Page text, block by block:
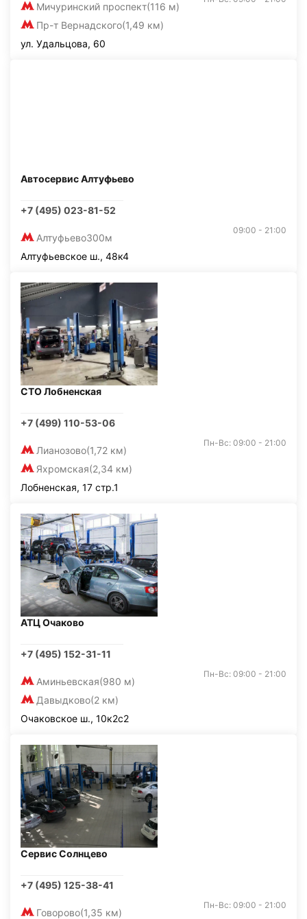
Мичуринский проспект(116 м)
Пр-т Вернадского(1,49 км)
ул. Удальцова, 60
Автосервис Алтуфьево
+7 (495) 023-81-52
Алтуфьево300м
09:00 - 21:00
Алтуфьевское ш., 48к4
СТО Лобненская
+7 (499) 110-53-06
Лианозово(1,72 км)
Яхромская(2,34 км)
Пн-Вс: 09:00 - 21:00
Лобненская, 17 стр.1
АТЦ Очаково
+7 (495) 152-31-11
Аминьевская(980 м)
Давыдково(2 км)
Пн-Вс: 09:00 - 21:00
Очаковское ш., 10к2с2
Сервис Солнцево
+7 (495) 125-38-41
Говорово(1,35 км)
Пн-Вс: 09:00 - 21:00